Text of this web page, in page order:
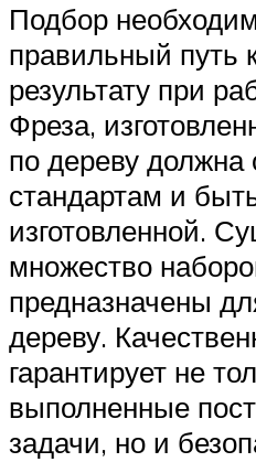
Подбор
правильный путь
результату при
Фреза,
по дереву должна
стандартам и
изготовленной.
множество
предназначены
дереву.
гарантирует не
выполненные
задачи, но и